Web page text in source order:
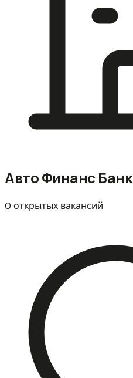
Авто Финанс Банк
0 открытых вакансий